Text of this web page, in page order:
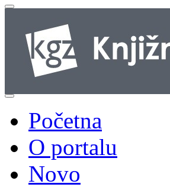
Početna
O portalu
Novo